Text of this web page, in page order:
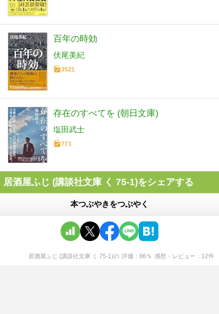
百年の時効
伏尾美紀
3521
存在のすべてを (朝日文庫)
塩田武士
773
居酒屋ふじ (講談社文庫 く 75-1)をシェアする
本つぶやきをつぶやく
居酒屋ふじ (講談社文庫 く 75-1)の 評価 86 ％ 感想・レビュー 12件